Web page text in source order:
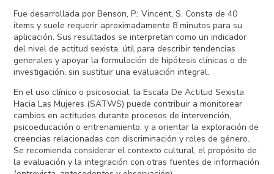
Fue desarrollada por Benson, P.; Vincent, S. Consta de 40
ítems y suele requerir aproximadamente 8 minutos para su
aplicación. Sus resultados se interpretan como un indicador
del nivel de actitud sexista, útil para describir tendencias
generales y apoyar la formulación de hipótesis clínicas o de
investigación, sin sustituir una evaluación integral.
En el uso clínico o psicosocial, la Escala De Actitud Sexista
Hacia Las Mujeres (SATWS) puede contribuir a monitorear
cambios en actitudes durante procesos de intervención,
psicoeducación o entrenamiento, y a orientar la exploración de
creencias relacionadas con discriminación y roles de género.
Se recomienda considerar el contexto cultural, el propósito de
la evaluación y la integración con otras fuentes de información